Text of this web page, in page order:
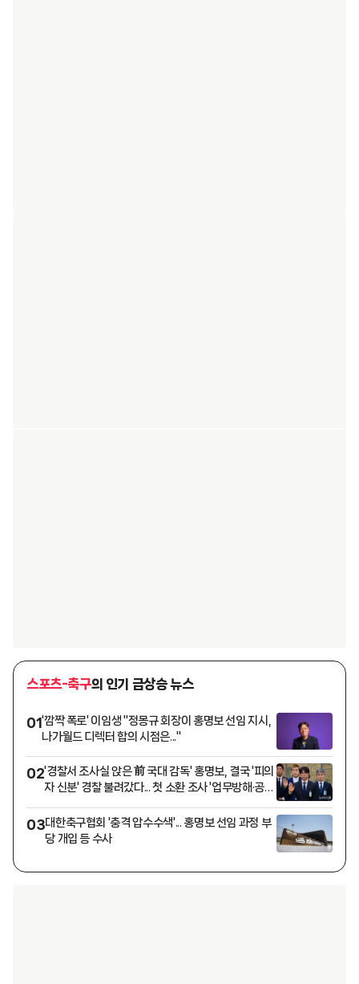
스포츠-축구의 인기 급상승 뉴스
01'깜짝 폭로' 이임생 "정몽규 회장이 홍명보 선임 지시,
나가월드 디렉터 합의 시점은..."
02'경찰서 조사실 앉은 前 국대 감독' 홍명보, 결국 '피의
자 신분' 경찰 불려갔다... 첫 소환 조사 '업무방해·공동
03대한축구협회 '충격 압수수색'... 홍명보 선임 과정 부
당 개입 등 수사